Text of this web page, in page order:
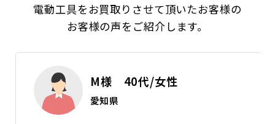
電動工具をお買取りさせて頂いたお客様の
お客様の声をご紹介します。
M様 40代/女性
愛知県